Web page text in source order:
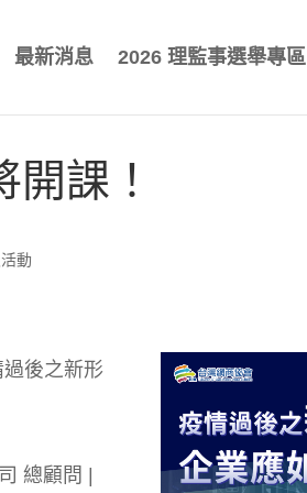
最新消息 2026 理監事選舉專區
課！
動
過後之新形
總顧問 |